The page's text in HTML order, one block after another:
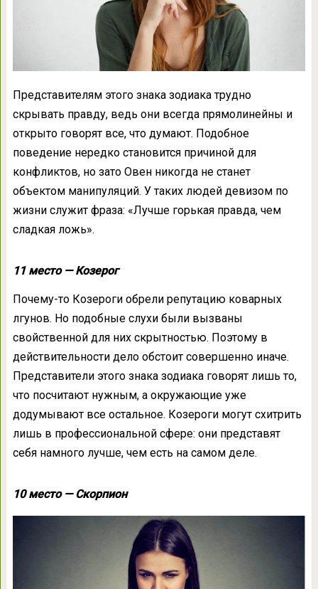
Представителям этого знака зодиака трудно
скрывать правду, ведь они всегда прямолинейны и
открыто говорят все, что думают. Подобное
поведение нередко становится причиной для
конфликтов, но зато Овен никогда не станет
объектом манипуляций. У таких людей девизом по
жизни служит фраза: «Лучше горькая правда, чем
сладкая ложь».
11 место — Козерог
Почему-то Козероги обрели репутацию коварных
лгунов. Но подобные слухи были вызваны
свойственной для них скрытностью. Поэтому в
действительности дело обстоит совершенно иначе.
Представители этого знака зодиака говорят лишь то,
что посчитают нужным, а окружающие уже
додумывают все остальное. Козероги могут схитрить
лишь в профессиональной сфере: они представят
себя намного лучше, чем есть на самом деле.
10 место — Скорпион